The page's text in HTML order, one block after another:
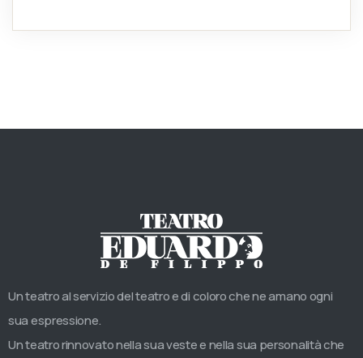
Un teatro al servizio del teatro e di coloro che ne amano ogni
sua espressione.
Un teatro rinnovato nella sua veste e nella sua personalità che